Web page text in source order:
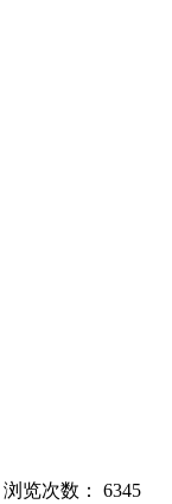
浏览次数： 6345